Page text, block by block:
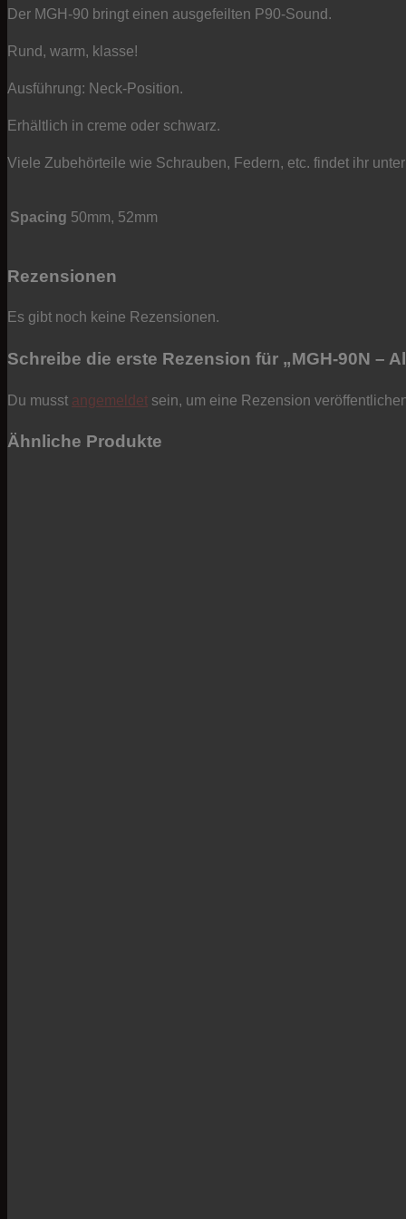
-
Position
Menge
Der MGH-90 bringt einen ausgefeilten P90-Sound.
Rund, warm, klasse!
Ausführung: Neck-Position.
Erhältlich in creme oder schwarz.
Viele Zubehörteile wie Schrauben, Federn, etc. findet ihr unter
Spacing 50mm, 52mm
Rezensionen
Es gibt noch keine Rezensionen.
Schreibe die erste Rezension für „MGH-90N –
Du musst angemeldet sein, um eine Rezension
Ähnliche Produkte